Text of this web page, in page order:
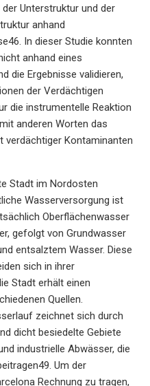
Unterstruktur und der
anhand
In dieser Studie konnten
anhand eines
die Ergebnisse validieren,
der Verdächtigen
die instrumentelle Reaktion
anderen Worten das
verdächtiger Kontaminanten
Stadt im Nordosten
Wasserversorgung ist
Oberflächenwasser
gefolgt von Grundwasser
entsalztem Wasser. Diese
sich in ihrer
Stadt erhält einen
Quellen.
zeichnet sich durch
dicht besiedelte Gebiete
industrielle Abwässer, die
Um der
Rechnung zu tragen,